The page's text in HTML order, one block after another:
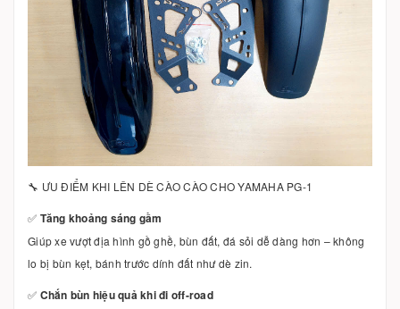
🔧 ƯU ĐIỂM KHI LÊN DÈ CÀO CÀO CHO YAMAHA PG-1
✅ Tăng khoảng sáng gầm
Giúp xe vượt địa hình gồ ghề, bùn đất, đá sỏi dễ dàng hơn – không
lo bị bùn kẹt, bánh trước dính đất như dè zin.
✅ Chắn bùn hiệu quả khi đi off-road